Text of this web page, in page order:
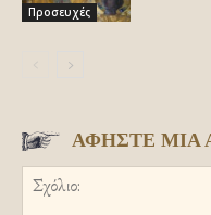
Προσευχές
ΑΦΗΣΤΕ ΜΙΑ